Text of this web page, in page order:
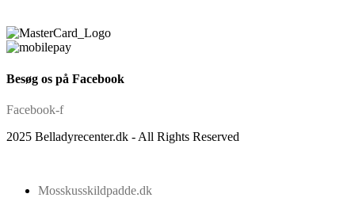
Besøg os på Facebook
Facebook-f
2025 Belladyrecenter.dk - All Rights Reserved
Mosskusskildpadde.dk